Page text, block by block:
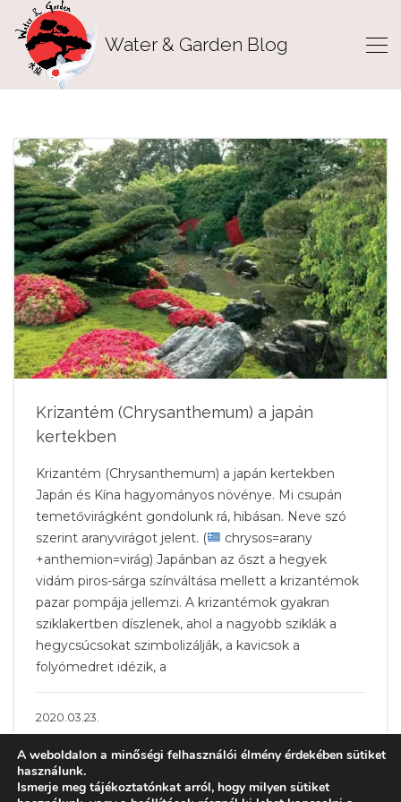
Water & Garden Blog
Krizantém (Chrysanthemum) a japán
kertekben
Krizantém (Chrysanthemum) a japán kertekben
Japán és Kína hagyományos növénye. Mi csupán
temetővirágként gondolunk rá, hibásan. Neve szó
szerint aranyvirágot jelent. (
chrysos=arany
+anthemion=virág) Japánban az őszt a hegyek
vidám piros-sárga színváltása mellett a krizantémok
pazar pompája jellemzi. A krizantémok gyakran
sziklakertben díszlenek, ahol a nagyobb sziklák a
hegycsúcsokat szimbolizálják, a kavicsok a
folyómedret idézik, a
2020.03.23.
A weboldalon a minőségi felhasználói élmény érdekében sütiket
használunk.
Ismerje meg tájékoztatónkat arról, hogy milyen sütiket